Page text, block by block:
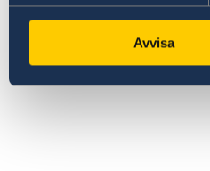
Avvisa